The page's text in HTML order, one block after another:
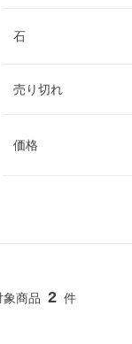
石
売り切れ
価格
2